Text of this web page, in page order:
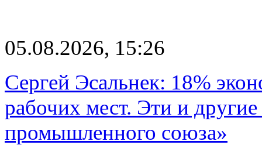
05.08.2026, 15:26
Сергей Эсальнек: 18%
рабочих мест. Эти и
промышленного союза»